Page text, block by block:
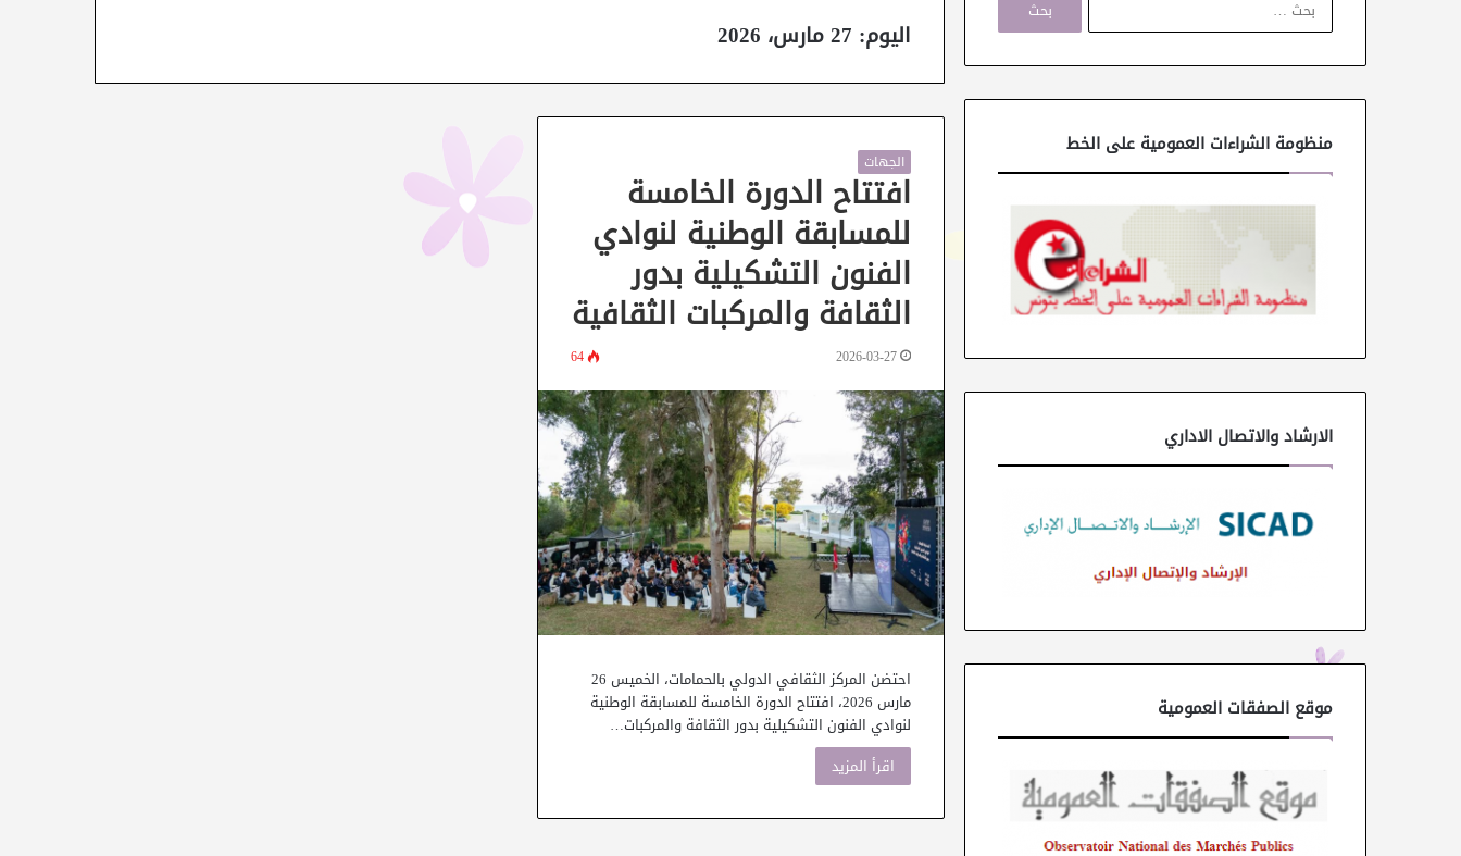
اليوم: 27 مارس، 2026
الجهات
افتتاح الدورة الخامسة
للمسابقة الوطنية لنوادي
الفنون التشكيلية بدور
الثقافة والمركبات الثقافية
2026-03-27
64
احتضن المركز الثقافي الدولي بالحمامات، الخميس 26
مارس 2026، افتتاح الدورة الخامسة للمسابقة الوطنية
لنوادي الفنون التشكيلية بدور الثقافة والمركبات…
اقرأ المزيد
ح
ن
منظومة الشراءات العمومية على الخط
الارشاد والاتصال الاداري
موقع الصفقات العمومية